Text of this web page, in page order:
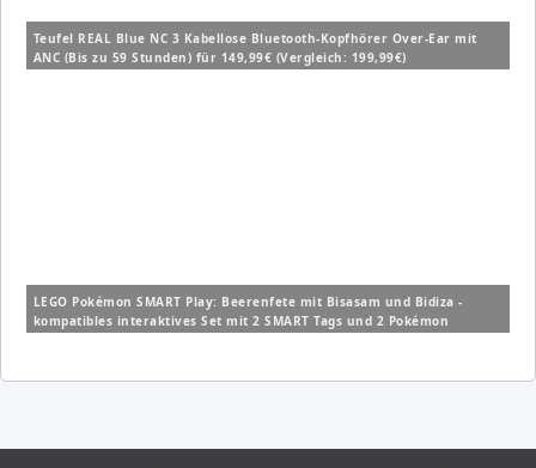
Teufel REAL Blue NC 3 Kabellose Bluetooth-Kopfhörer Over-Ear mit
ANC (Bis zu 59 Stunden) für 149,99€ (Vergleich: 199,99€)
LEGO Pokémon SMART Play: Beerenfete mit Bisasam und Bidiza -
kompatibles interaktives Set mit 2 SMART Tags und 2 Pokémon